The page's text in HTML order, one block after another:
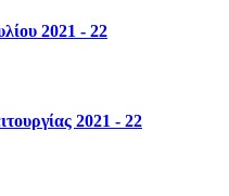
2021 - 22
2021 - 22